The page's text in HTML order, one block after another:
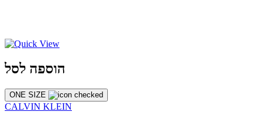
הוספה לסל
ONE SIZE
CALVIN KLEIN